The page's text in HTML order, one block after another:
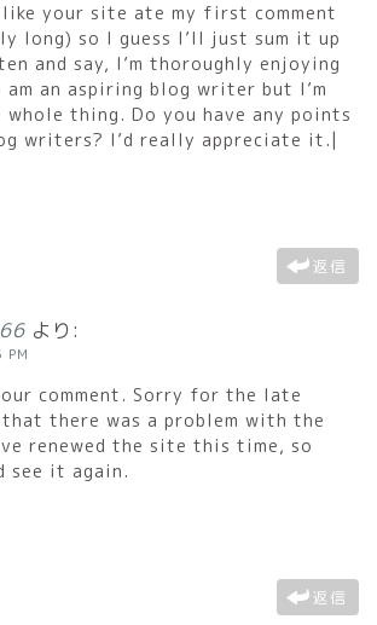
like your site ate my first comment
long) so I guess I’ll just sum it up
and say, I’m thoroughly enjoying
an aspiring blog writer but I’m
thing. Do you have any points
writers? I’d really appreciate it.|
返信
より:
comment. Sorry for the late
there was a problem with the
renewed the site this time, so
see it again.
返信